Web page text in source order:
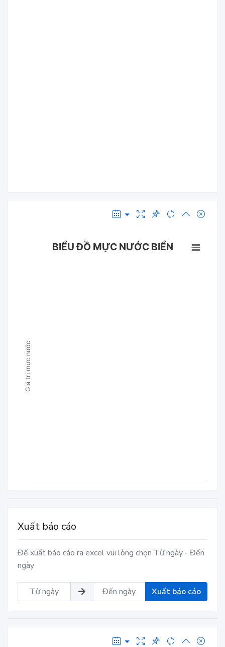
Giá trị mực nước
BIỂU ĐỒ MỰC NƯỚC BIỂN
Xuất báo cáo
Để xuất báo cáo ra excel vui lòng chọn Từ ngày - Đến
ngày
Xuất báo cáo